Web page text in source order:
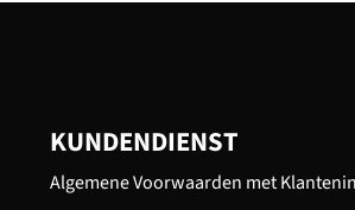
KUNDENDIENST
Algemene Voorwaarden met